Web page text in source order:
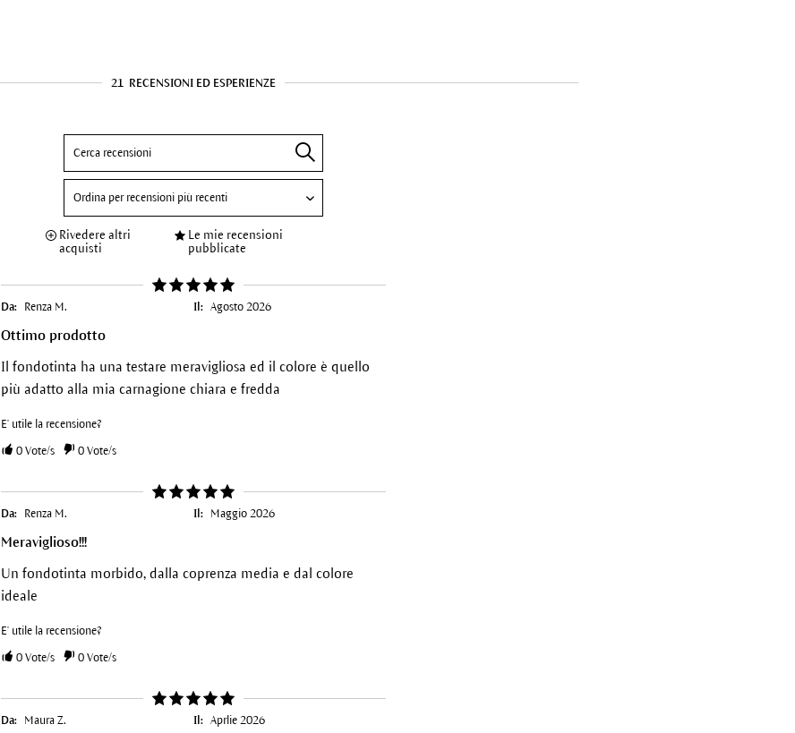
21 RECENSIONI ED ESPERIENZE
Rivedere altri
acquisti
Le mie recensioni
pubblicate
Da: Renza M. Il: Agosto 2026
Ottimo prodotto
Il fondotinta ha una testare meravigliosa ed il colore è quello
più adatto alla mia carnagione chiara e fredda
E' utile la recensione?
0Vote/s 0Vote/s
Da: Renza M. Il: Maggio 2026
Meraviglioso!!!
Un fondotinta morbido, dalla coprenza media e dal colore
ideale
E' utile la recensione?
0Vote/s 0Vote/s
Da: Maura Z. Il: Aprlie 2026